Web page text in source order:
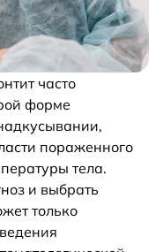
часто
форме
пораженного
тела.
и выбрать
только